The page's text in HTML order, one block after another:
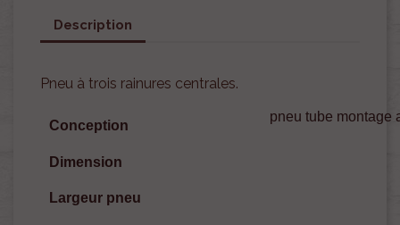
Description
Pneu à trois rainures centrales.
Conception
pneu tube montage
Dimension
Largeur pneu